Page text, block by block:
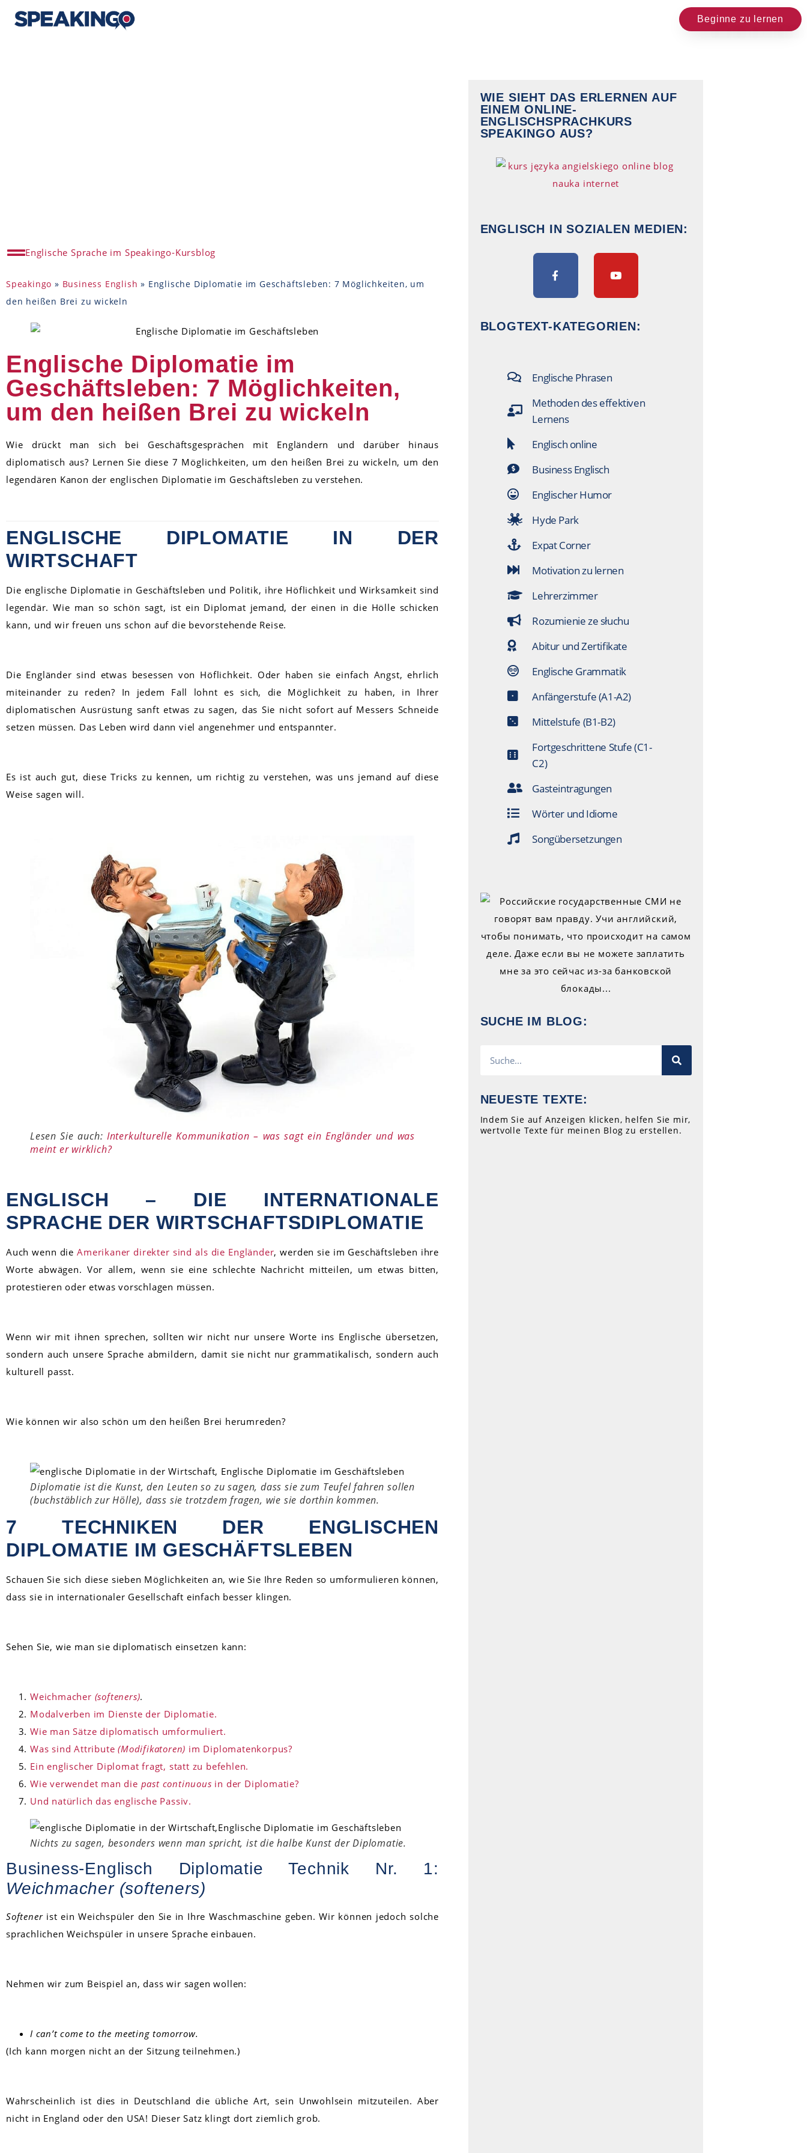
Beginne zu lernen
Englische Sprache im Speakingo-Kursblog
Speakingo » Business English » Englische Diplomatie im Geschäftsleben: 7 Möglichkeiten, um
den heißen Brei zu wickeln
Englische Diplomatie im
Geschäftsleben: 7 Möglichkeiten,
um den heißen Brei zu wickeln
Wie drückt man sich bei Geschäftsgesprächen mit Engländern und darüber hinaus
diplomatisch aus? Lernen Sie diese 7 Möglichkeiten, um den heißen Brei zu wickeln, um den
legendären Kanon der englischen Diplomatie im Geschäftsleben zu verstehen.
ENGLISCHE DIPLOMATIE IN DER
WIRTSCHAFT
Die englische Diplomatie in Geschäftsleben und Politik, ihre Höflichkeit und Wirksamkeit sind
legendär. Wie man so schön sagt, ist ein Diplomat jemand, der einen in die Hölle schicken
kann, und wir freuen uns schon auf die bevorstehende Reise.
Die Engländer sind etwas besessen von Höflichkeit. Oder haben sie einfach Angst, ehrlich
miteinander zu reden? In jedem Fall lohnt es sich, die Möglichkeit zu haben, in Ihrer
diplomatischen Ausrüstung sanft etwas zu sagen, das Sie nicht sofort auf Messers Schneide
setzen müssen. Das Leben wird dann viel angenehmer und entspannter.
Es ist auch gut, diese Tricks zu kennen, um richtig zu verstehen, was uns jemand auf diese
Weise sagen will.
Lesen Sie auch: Interkulturelle Kommunikation – was sagt ein Engländer und was
meint er wirklich?
ENGLISCH – DIE INTERNATIONALE
SPRACHE DER WIRTSCHAFTSDIPLOMATIE
Auch wenn dieAmerikaner direkter sind als die Engländer, werden sie im Geschäftsleben ihre
Worte abwägen. Vor allem, wenn sie eine schlechte Nachricht mitteilen, um etwas bitten,
protestieren oder etwas vorschlagen müssen.
Wenn wir mit ihnen sprechen, sollten wir nicht nur unsere Worte ins Englische übersetzen,
sondern auch unsere Sprache abmildern, damit sie nicht nur grammatikalisch, sondern auch
kulturell passt.
Wie können wir also schön um den heißen Brei herumreden?
Diplomatie ist die Kunst, den Leuten so zu sagen, dass sie zum Teufel fahren sollen
(buchstäblich zur Hölle), dass sie trotzdem fragen, wie sie dorthin kommen.
7 TECHNIKEN DER ENGLISCHEN
DIPLOMATIE IM GESCHÄFTSLEBEN
Schauen Sie sich diese sieben Möglichkeiten an, wie Sie Ihre Reden so umformulieren können,
dass sie in internationaler Gesellschaft einfach besser klingen.
Sehen Sie, wie man sie diplomatisch einsetzen kann:
Weichmacher (softeners).
Modalverben im Dienste der Diplomatie.
Wie man Sätze diplomatisch umformuliert.
Was sind Attribute(Modifikatoren) im Diplomatenkorpus?
Ein englischer Diplomat fragt, statt zu befehlen.
Wie verwendet man die past continuous in der Diplomatie?
Und natürlich das englische Passiv.
Nichts zu sagen, besonders wenn man spricht, ist die halbe Kunst der Diplomatie.
Business-Englisch Diplomatie Technik Nr. 1:
Weichmacher (softeners)
Softenerist ein Weichspüler den Sie in Ihre Waschmaschine geben. Wir können jedoch solche
sprachlichen Weichspüler in unsere Sprache einbauen.
Nehmen wir zum Beispiel an, dass wir sagen wollen:
I can’t come to the meeting tomorrow.
(Ich kann morgen nicht an der Sitzung teilnehmen.)
Wahrscheinlich ist dies in Deutschland die übliche Art, sein Unwohlsein mitzuteilen. Aber
nicht in England oder den USA! Dieser Satz klingt dort ziemlich grob.
WIE SIEHT DAS ERLERNEN AUF
EINEM ONLINE-
ENGLISCHSPRACHKURS
SPEAKINGO AUS?
ENGLISCH IN SOZIALEN MEDIEN:
BLOGTEXT-KATEGORIEN:
Englische Phrasen
Methoden des effektiven
Lernens
Englisch online
Business Englisch
Englischer Humor
Hyde Park
Expat Corner
Motivation zu lernen
Lehrerzimmer
Rozumienie ze słuchu
Abitur und Zertifikate
Englische Grammatik
Anfängerstufe (A1-A2)
Mittelstufe (B1-B2)
Fortgeschrittene Stufe (C1-
C2)
Gasteintragungen
Wörter und Idiome
Songübersetzungen
SUCHE IM BLOG:
NEUESTE TEXTE:
Indem Sie auf Anzeigen klicken, helfen Sie mir,
wertvolle Texte für meinen Blog zu erstellen.